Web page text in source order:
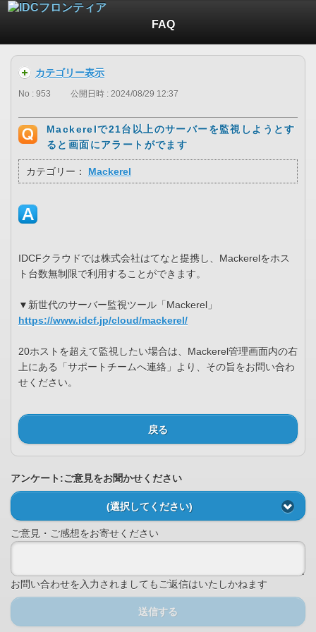
FAQ
カテゴリー表示
No : 953 公開日時 : 2024/08/29 12:37
Mackerelで21台以上のサーバーを監視しようとす
ると画面にアラートがでます
カテゴリー： Mackerel
IDCFクラウドでは株式会社はてなと提携し、Mackerelをホス
ト台数無制限で利用することができます。
▼新世代のサーバー監視ツール「Mackerel」
https://www.idcf.jp/cloud/mackerel/
20ホストを超えて監視したい場合は、Mackerel管理画面内の右
上にある「サポートチームへ連絡」より、その旨をお問い合わ
せください。
戻る
アンケート:ご意見をお聞かせください
(選択してください)
ご意見・ご感想をお寄せください
お問い合わせを入力されましてもご返信はいたしかねます
送信する